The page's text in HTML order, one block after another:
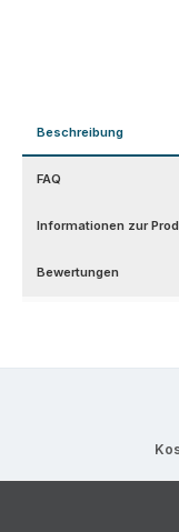
Beschreibung
FAQ
Informationen zur
Bewertungen